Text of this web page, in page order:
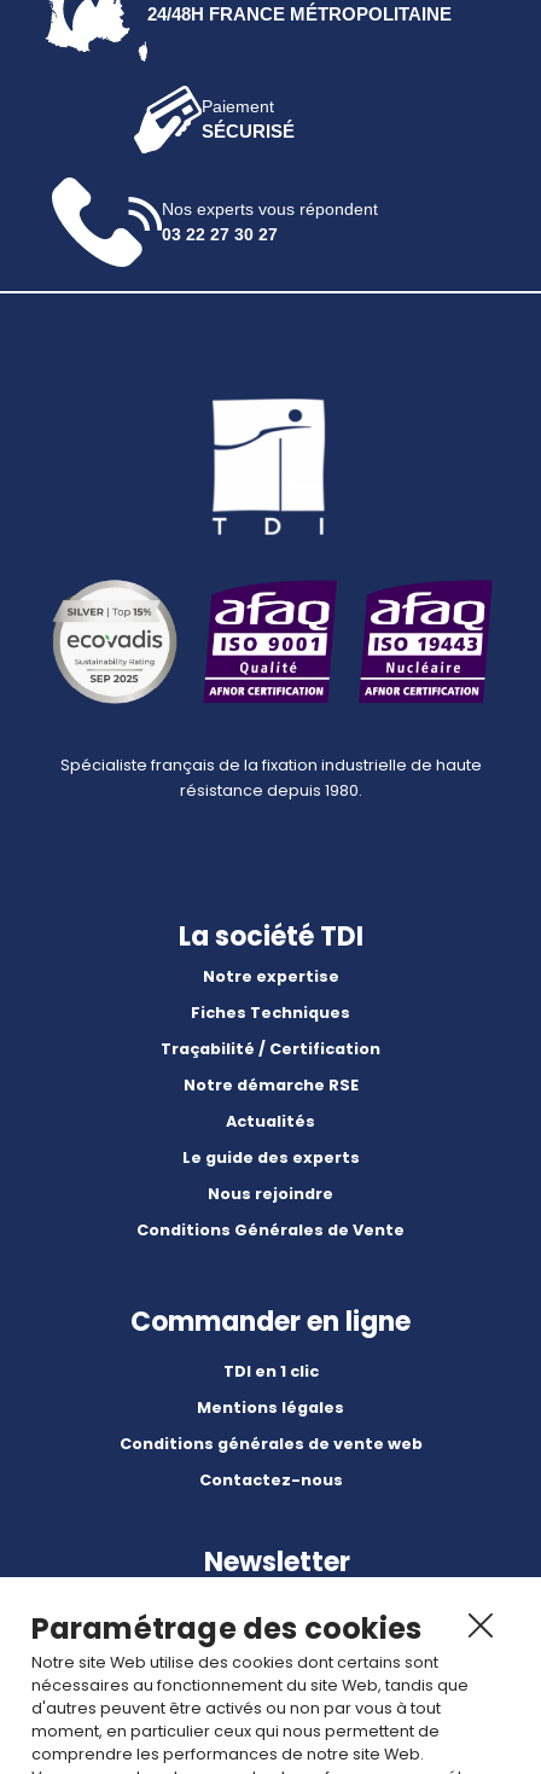
24/48H FRANCE MÉTROPOLITAINE
Paiement
SÉCURISÉ
Nos experts vous répondent
03 22 27 30 27
Spécialiste français de la fixation industrielle de haute
résistance depuis 1980.
La société TDI
Notre expertise
Fiches Techniques
Traçabilité / Certification
Notre démarche RSE
Actualités
Le guide des experts
Nous rejoindre
Conditions Générales de Vente
Commander en ligne
TDI en 1 clic
Mentions légales
Conditions générales de vente web
Contactez-nous
Newsletter
Abonnez-vous à nos dernières nouvelles et articles.
Paramétrage des cookies
Notre site Web utilise des cookies dont certains sont
nécessaires au fonctionnement du site Web, tandis que
d'autres peuvent être activés ou non par vous à tout
moment, en particulier ceux qui nous permettent de
comprendre les performances de notre site Web.